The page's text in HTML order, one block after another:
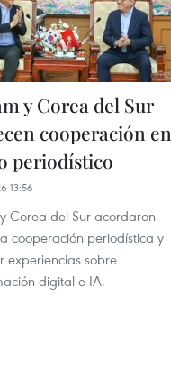
y Corea del Sur
cooperación en
periodístico
13:56
Corea del Sur acordaron
cooperación periodística y
experiencias sobre
digital e IA.